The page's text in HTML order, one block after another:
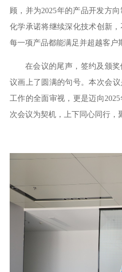
顾，并为2025年的产品开发方
化学承诺将继续深化技术创新
每一项产品都能满足并超越客户
在会议的尾声，签约及颁
议画上了圆满的句号。本次会
工作的全面审视，更是迈向
次会议为契机，上下同心同行，